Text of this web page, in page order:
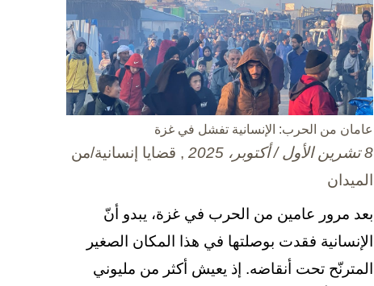
عامان من الحرب: الإنسانية تفشل في غزة
8 تشرين الأول / أكتوبر، 2025
, قضايا إنسانية/من
الميدان
بعد مرور عامين من الحرب في غزة، يبدو أنّ
الإنسانية فقدت بوصلتها في هذا المكان الصغير
المترنّح تحت أنقاضه. إذ يعيش أكثر من مليوني